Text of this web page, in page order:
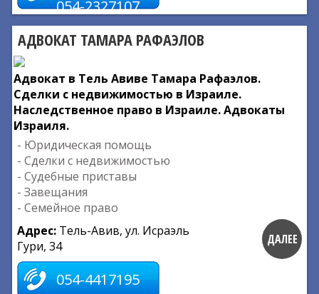
054-2327107
АДВОКАТ ТАМАРА РАФАЭЛОВ
Адвокат в Тель Авиве Тамара Рафаэлов.
Сделки с недвижимостью в Израиле.
Наследственное право в Израиле. Адвокаты
Израиля.
- Юридическая помощь
- Сделки с недвижимостью
- Судебные приставы
- Завещания
- Семейное право
Адрес: Тель-Авив, ул. Исраэль
Гури, 34
054-4417195
ДАЛЕЕ